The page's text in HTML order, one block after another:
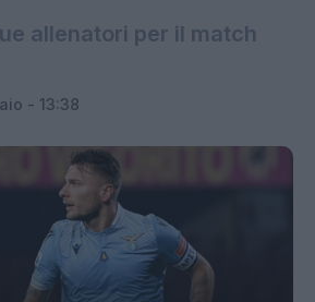
allenatori per il match
- 13:38